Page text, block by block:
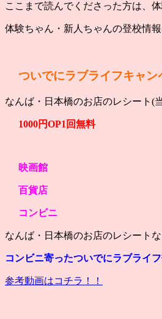
ここまで読んでくださった方は、
体験ちゃん・新人ちゃんの登校情
ついでにラブライフキャン
なんば・日本橋のお店のレシート(
1000円OP1回無料
映画館
百貨店
コンビニ
なんば・日本橋のお店のレシート
コンビニ寄ったついでにラブライ
参考動画はコチラ！！